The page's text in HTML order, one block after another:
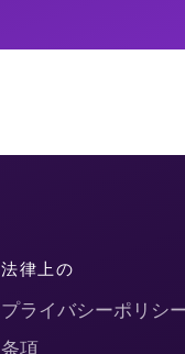
法律上の
プライバシーポリシ